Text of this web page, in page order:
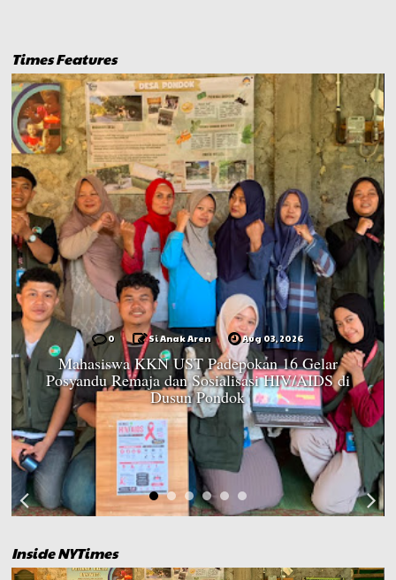
Times Features
0 Si Anak Aren Aug 03, 2026
Mahasiswa KKN UST Padepokan 16 Gelar
Posyandu Remaja dan Sosialisasi HIV/AIDS di
Dusun Pondok
Inside NYTimes